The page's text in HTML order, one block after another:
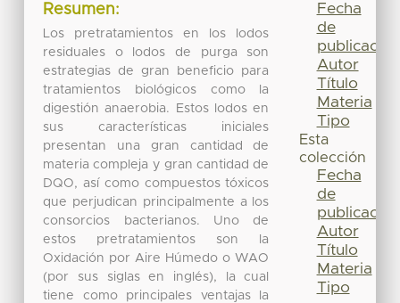
Resumen:
Los pretratamientos en los lodos
residuales o lodos de purga son
estrategias de gran beneficio para
tratamientos biológicos como la
digestión anaerobia. Estos lodos en
sus características iniciales
presentan una gran cantidad de
materia compleja y gran cantidad de
DQO, así como compuestos tóxicos
que perjudican principalmente a los
consorcios bacterianos. Uno de
estos pretratamientos son la
Oxidación por Aire Húmedo o WAO
(por sus siglas en inglés), la cual
tiene como principales ventajas la
Fecha
de
publicación
Autor
Título
Materia
Tipo
Esta
colección
Fecha
de
publicación
Autor
Título
Materia
Tipo